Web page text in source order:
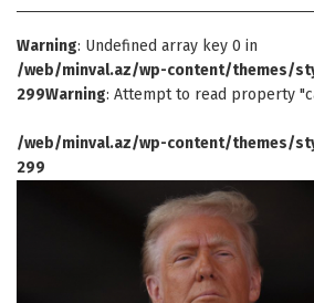
Warning: Undefined array key 0 in
/web/minval.az/wp-content/themes/
299Warning: Attempt to read property
/web/minval.az/wp-content/themes/
299